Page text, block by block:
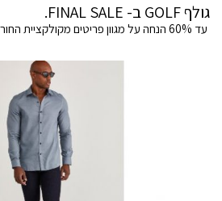
גולף GOLF ב- FINAL SALE.
עד 60% הנחה על מגוון פריטים מקולקציית החורף